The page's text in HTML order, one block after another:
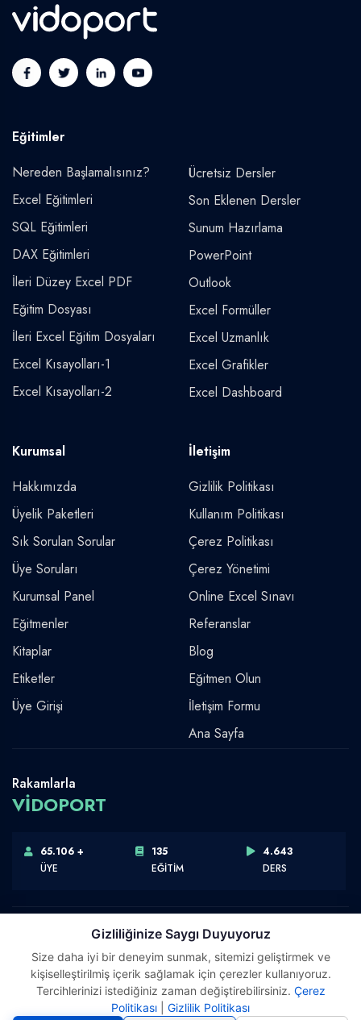
Eğitimler
Nereden Başlamalısınız?
Excel Eğitimleri
SQL Eğitimleri
DAX Eğitimleri
İleri Düzey Excel PDF
Eğitim Dosyası
İleri Excel Eğitim Dosyaları
Excel Kısayolları-1
Excel Kısayolları-2
Ücretsiz Dersler
Son Eklenen Dersler
Sunum Hazırlama
PowerPoint
Outlook
Excel Formüller
Excel Uzmanlık
Excel Grafikler
Excel Dashboard
Kurumsal
Hakkımızda
Üyelik Paketleri
Sık Sorulan Sorular
Üye Soruları
Kurumsal Panel
Eğitmenler
Kitaplar
Etiketler
Üye Girişi
İletişim
Gizlilik Politikası
Kullanım Politikası
Çerez Politikası
Çerez Yönetimi
Online Excel Sınavı
Referanslar
Blog
Eğitmen Olun
İletişim Formu
Ana Sayfa
Rakamlarla
VİDOPORT
65.106 +
ÜYE
135
EĞİTİM
4.643
DERS
Telif Hakkı © 2026 Vidoport, Inc.
Software,Design & Development:Webimonline
Gizliliğinize Saygı Duyuyoruz
Size daha iyi bir deneyim sunmak, sitemizi geliştirmek ve
kişiselleştirilmiş içerik sağlamak için çerezler kullanıyoruz.
Tercihlerinizi istediğiniz zaman değiştirebilirsiniz. Çerez
Politikası
Gizlilik Politikası